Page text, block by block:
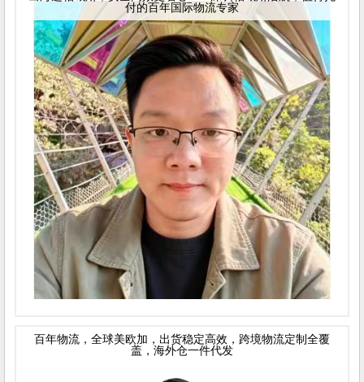
付的百年国际物流专家
百年物流，全球美欧加，出货稳定高效，跨境物流定制全覆
盖，海外仓一件代发